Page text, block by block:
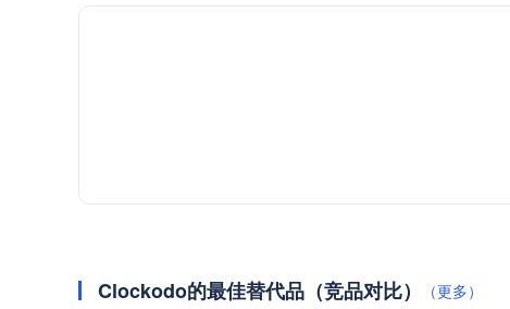
Clockodo的最佳替代品（竞品对比） （更多）